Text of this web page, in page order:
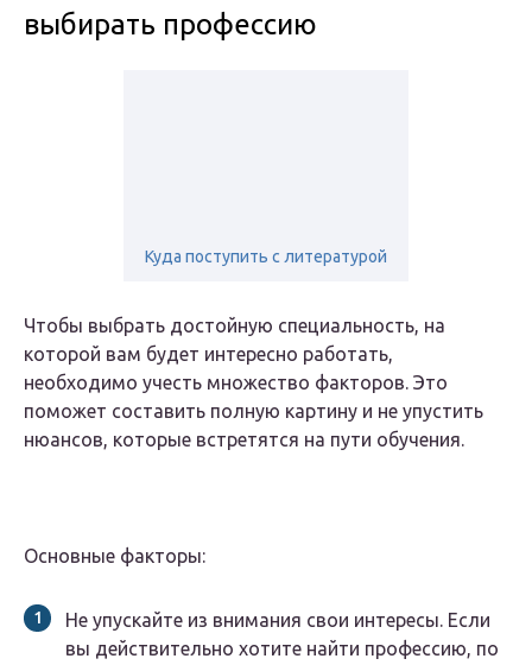
выбирать профессию
Куда поступить с литературой
Чтобы выбрать достойную специальность, на
которой вам будет интересно работать,
необходимо учесть множество факторов. Это
поможет составить полную картину и не упустить
нюансов, которые встретятся на пути обучения.
Основные факторы:
Не упускайте из внимания свои интересы. Если
вы действительно хотите найти профессию, по